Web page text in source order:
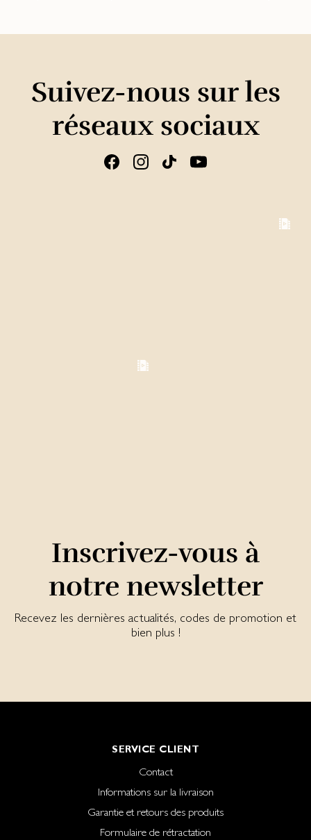
Suivez-nous sur les
réseaux sociaux
Inscrivez-vous à
notre newsletter
Recevez les dernières actualités, codes de promotion et
bien plus !
SERVICE CLIENT
Contact
Informations sur la livraison
Garantie et retours des produits
Formulaire de rétractation